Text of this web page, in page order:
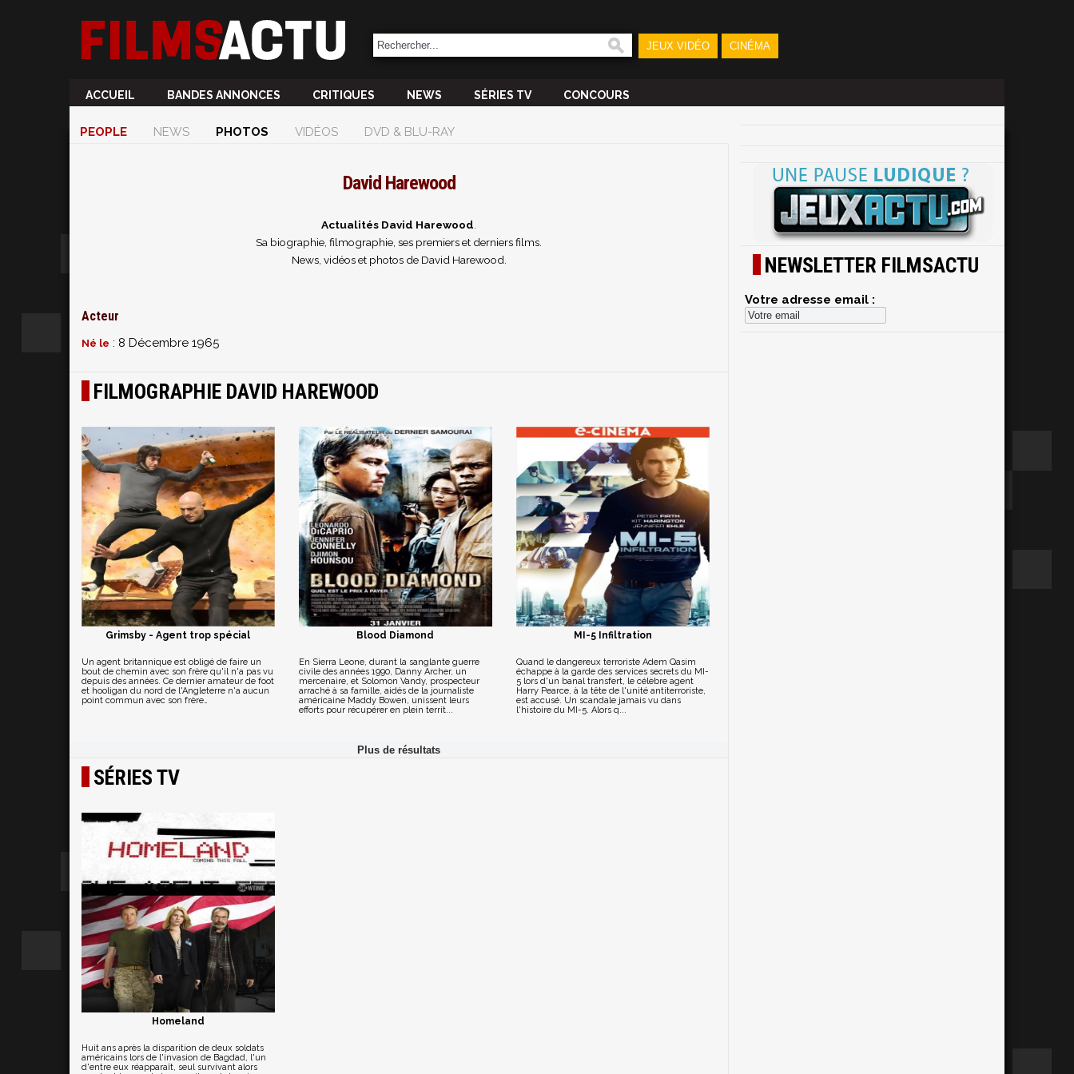
JEUX VIDÉO CINÉMA
ACCUEIL BANDES ANNONCES CRITIQUES NEWS SÉRIES TV CONCOURS
PEOPLE NEWS PHOTOS VIDÉOS DVD & BLU-RAY
David Harewood
Actualités David Harewood
Sa biographie, filmographie, ses premiers et derniers films.
News, vidéos et photos de David Harewood.
Acteur
Né le : 8 Décembre 1965
FILMOGRAPHIE DAVID HAREWOOD
Grimsby - Agent trop spécial
Un agent britannique est obligé de faire un
bout de chemin avec son frère qu'il n'a pas vu
depuis des années. Ce dernier amateur de foot
et hooligan du nord de l'Angleterre n'a aucun
point commun avec son frère…
Blood Diamond
En Sierra Leone, durant la sanglante guerre
civile des années 1990, Danny Archer, un
mercenaire, et Solomon Vandy, prospecteur
arraché à sa famille, aidés de la journaliste
américaine Maddy Bowen, unissent leurs
efforts pour récupérer en plein territ...
MI-5 Infiltration
Quand le dangereux terroriste Adem Qasim
échappe à la garde des services secrets du MI-
5 lors d'un banal transfert, le célèbre agent
Harry Pearce, à la tête de l'unité antiterroriste,
est accusé. Un scandale jamais vu dans
l'histoire du MI-5. Alors q...
SÉRIES TV
Homeland
Huit ans après la disparition de deux soldats
américains lors de l'invasion de Bagdad, l'un
d'entre eux réapparaît, seul survivant alors
NEWSLETTER FILMSACTU
Votre adresse email :